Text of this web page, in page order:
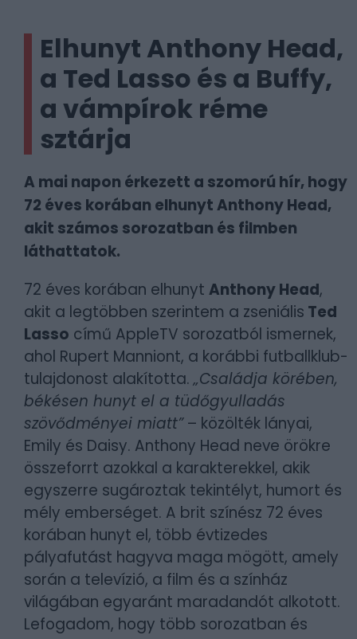
Elhunyt Anthony Head,
a Ted Lasso és a Buffy,
a vámpírok réme
sztárja
A mai napon érkezett a szomorú hír, hogy
72 éves korában elhunyt Anthony Head,
akit számos sorozatban és filmben
láthattatok.
72 éves korában elhunyt Anthony Head,
akit a legtöbben szerintem a zseniális Ted
Lasso című AppleTV sorozatból ismernek,
ahol Rupert Manniont, a korábbi futballklub-
tulajdonost alakította.„Családja körében,
békésen hunyt el a tüdőgyulladás
szövődményei miatt”– közölték lányai,
Emily és Daisy. Anthony Head neve örökre
összeforrt azokkal a karakterekkel, akik
egyszerre sugároztak tekintélyt, humort és
mély emberséget. A brit színész 72 éves
korában hunyt el, több évtizedes
pályafutást hagyva maga mögött, amely
során a televízió, a film és a színház
világában egyaránt maradandót alkotott.
Lefogadom, hogy több sorozatban és